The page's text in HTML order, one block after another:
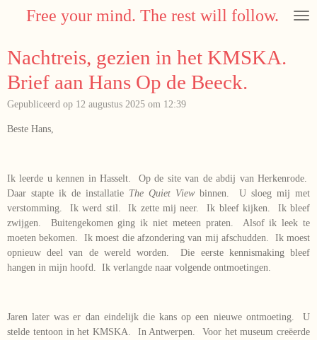
de
hoofdinhoud
Free your mind. The rest will follow.
Nachtreis, gezien in het KMSKA.
Brief aan Hans Op de Beeck.
Gepubliceerd op 12 augustus 2025 om 12:39
Beste Hans,
Ik leerde u kennen in Hasselt. Op de site van de abdij van Herkenrode.
Daar stapte ik de installatie The Quiet View binnen. U sloeg mij met
verstomming. Ik werd stil. Ik zette mij neer. Ik bleef kijken. Ik bleef
zwijgen. Buitengekomen ging ik niet meteen praten. Alsof ik leek te
moeten bekomen. Ik moest die afzondering van mij afschudden. Ik moest
opnieuw deel van de wereld worden. Die eerste kennismaking bleef
hangen in mijn hoofd. Ik verlangde naar volgende ontmoetingen.
Jaren later was er dan eindelijk die kans op een nieuwe ontmoeting. U
stelde tentoon in het KMSKA. In Antwerpen. Voor het museum creëerde